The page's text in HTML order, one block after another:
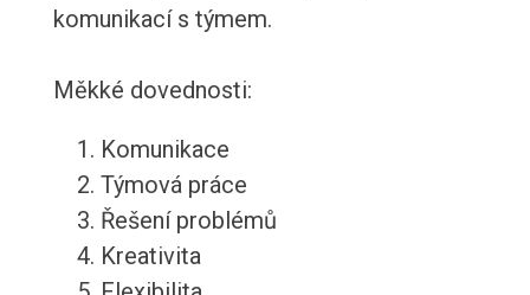
komunikací s týmem.
Měkké dovednosti:
Komunikace
Týmová práce
Řešení problémů
Kreativita